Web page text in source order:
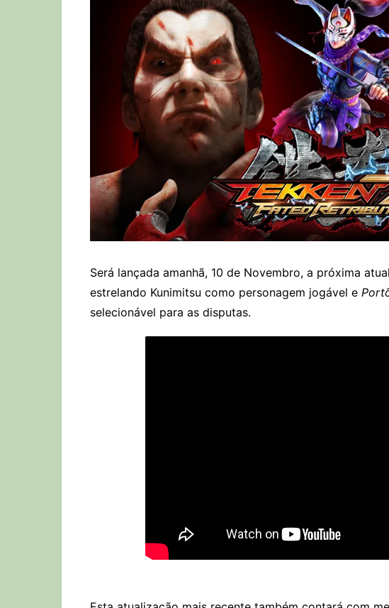
Será lançada amanhã, 10 de Novembro, a próxima
estrelando Kunimitsu como personagem jogável e
selecionável para as disputas.